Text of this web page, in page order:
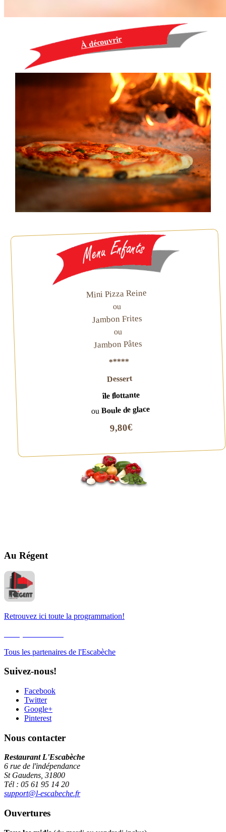
À découvrir
Mini Pizza Reine
ou
Jambon Frites
ou
Jambon Pâtes
*****
Dessert
île flottante
ou Boule de glace
9,80€
Au Régent
Retrouvez ici toute la programmation!
Tous les partenaires de l'Escabèche
Suivez-nous!
Facebook
Twitter
Google+
Pinterest
Nous contacter
Restaurant L'Escabèche
6 rue de l'indépendance
St Gaudens, 31800
Tél : 05 61 95 14 20
support@l-escabeche.fr
Ouvertures